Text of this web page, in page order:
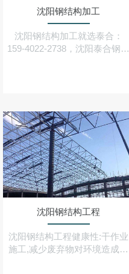
沈阳钢结构加工
沈阳钢结构加工就选泰合：
159-4022-2738，沈阳泰合钢结
沈阳钢结构工程
沈阳钢结构工程健康性:干作业
施工,减少废弃物对环境造成的